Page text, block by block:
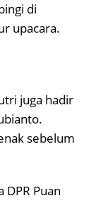
di
upacara.
juga hadir
sebelum
DPR Puan